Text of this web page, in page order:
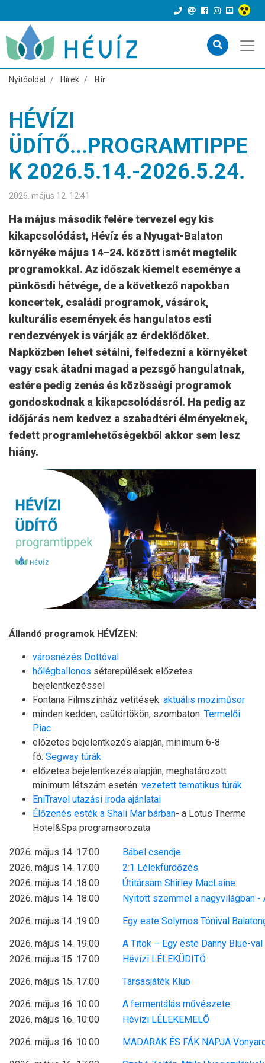
Nyitóoldal Hírek Hír
HÉVÍZI
ÜDÍTŐ...PROGRAMTIPPE
K 2026.5.14.-2026.5.24.
2026. május 12. 12:41
Ha május második felére tervezel egy kis
kikapcsolódást, Hévíz és a Nyugat-Balaton
környéke május 14–24. között ismét megtelik
programokkal. Az időszak kiemelt eseménye a
pünkösdi hétvége, de a következő napokban
koncertek, családi programok, vásárok,
kulturális események és hangulatos esti
rendezvények is várják az érdeklődőket.
Napközben lehet sétálni, felfedezni a környéket
vagy csak átadni magad a pezsgő hangulatnak,
estére pedig zenés és közösségi programok
gondoskodnak a kikapcsolódásról. Ha pedig az
időjárás nem kedvez a szabadtéri élményeknek,
fedett programlehetőségekből akkor sem lesz
hiány.
Állandó programok HÉVÍZEN:
városnézés Dottóval
hőlégballonos sétarepülések előzetes
bejelentkezéssel
Fontana Filmszínház vetítések: aktuális moziműsor
minden kedden, csütörtökön, szombaton: Termelői
Piac
előzetes bejelentkezés alapján, minimum 6-8
fő: Segway túrák
előzetes bejelentkezés alapján, meghatározott
minimum létszám esetén: vezetett tematikus túrák
EniTravel utazási iroda ajánlatai
Élőzenés esték a Shali Mar bárban- a Lotus Therme
Hotel&Spa programsorozata
2026. május 14. 17:00
Bábel csendje
2026. május 14. 17:00
2:1 Lélekfürdőzés
2026. május 14. 18:00
Útitársam Shirley MacLaine
2026. május 14. 18:00
Nyitott szemmel a nagyvilágban
2026. május 14. 19:00
Egy este Solymos Tónival
2026. május 14. 19:00
A Titok – Egy este Danny Blue-val
2026. május 15. 17:00
Hévízi LÉLEKÜDITŐ
2026. május 15. 17:00
Társasjáték Klub
2026. május 16. 10:00
A fermentálás művészete
2026. május 16. 10:00
Hévízi LÉLEKEMELŐ
2026. május 16. 10:00
MADARAK ÉS FÁK NAPJA